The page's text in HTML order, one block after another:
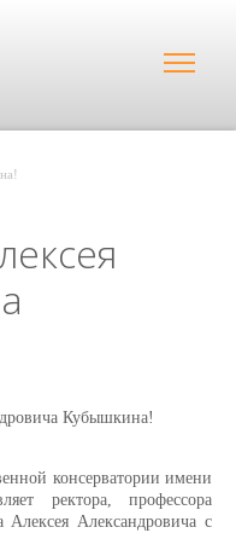
Кубышкина!
консерватории имени
ректора, профессора
Александровича с